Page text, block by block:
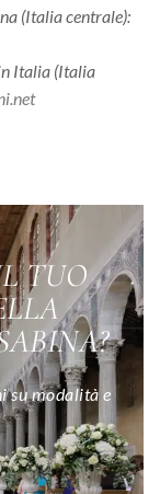
(Italia centrale):
Italia (Italia
TUO
su modalità e